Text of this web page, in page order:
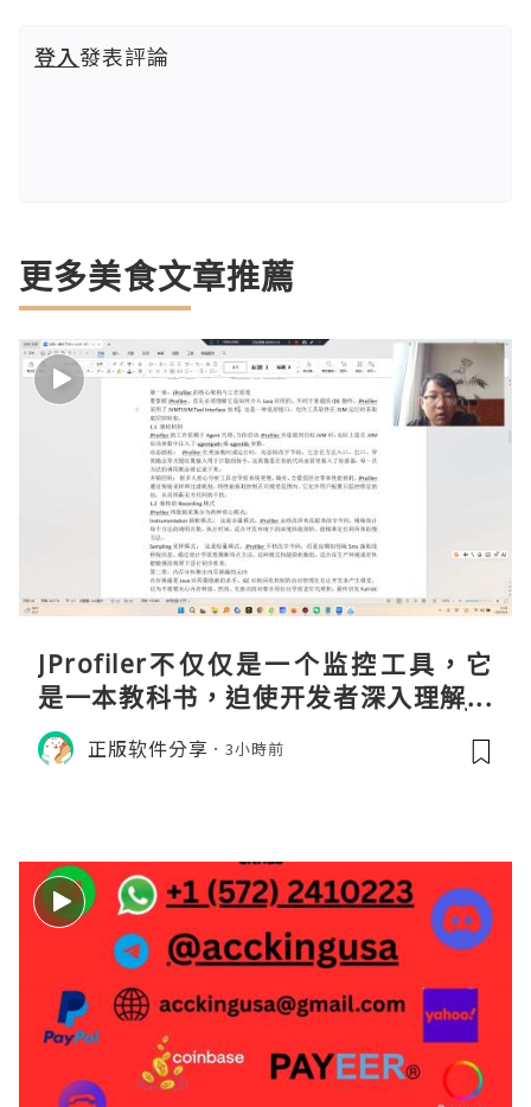
登入發表評論
更多美食文章推薦
JProfiler不仅仅是一个监控工具，它
是一本教科书，迫使开发者深入理解JV
M的内存模型、垃圾回收机制和并发原
理。通过直观的可视化数据，它将抽象
正版软件分享 3小時前